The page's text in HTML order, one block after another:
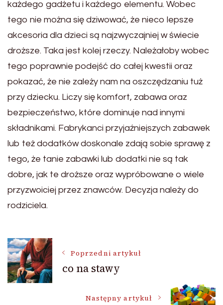
każdego gadżetu i każdego elementu. Wobec
tego nie można się dziwować, że nieco lepsze
akcesoria dla dzieci są najzwyczajniej w świecie
droższe. Taka jest kolej rzeczy. Należałoby wobec
tego poprawnie podejść do całej kwestii oraz
pokazać, że nie zależy nam na oszczędzaniu tuż
przy dziecku. Liczy się komfort, zabawa oraz
bezpieczeństwo, które dominuje nad innymi
składnikami. Fabrykanci przyjaźniejszych zabawek
lub też dodatków doskonale zdają sobie sprawę z
tego, że tanie zabawki lub dodatki nie są tak
dobre, jak te droższe oraz wypróbowane o wiele
przyzwoiciej przez znawców. Decyzja należy do
rodziciela.
Nawigacja
wpisu
Poprzedni artykuł
co na stawy
Następny artykuł